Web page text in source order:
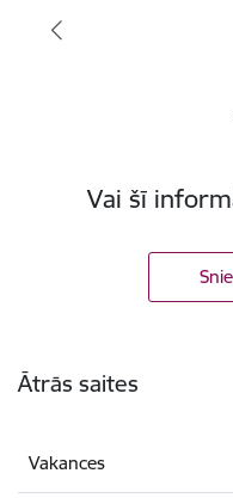
Vai šī
Ātrās saites
Vakances